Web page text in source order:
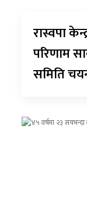
रास्वपा
परिणाम
समिति